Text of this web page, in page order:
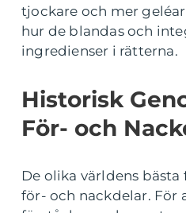
tjockare och mer
hur de blandas och
ingredienser i rätterna.
Historisk
För- och
De olika världens
för- och nackdelar. För